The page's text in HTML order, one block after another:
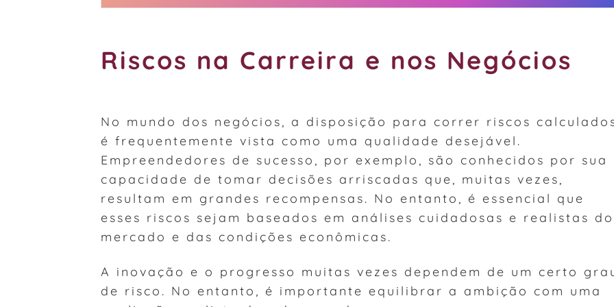
Riscos na Carreira e nos Negócios
No mundo dos negócios, a disposição para correr riscos
é frequentemente vista como uma qualidade desejável.
Empreendedores de sucesso, por exemplo, são conhecidos por sua
capacidade de tomar decisões arriscadas que, muitas vezes,
resultam em grandes recompensas. No entanto, é essencial que
esses riscos sejam baseados em análises cuidadosas e realistas do
mercado e das condições econômicas.
A inovação e o progresso muitas vezes dependem de um certo
de risco. No entanto, é importante equilibrar a ambição com uma